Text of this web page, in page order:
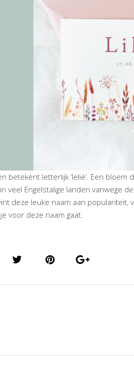
betekent letterlijk ‘lelie’. Een
Engelstalige landen vanwege
deze leuke naam aan populariteit,
voor deze naam gaat.